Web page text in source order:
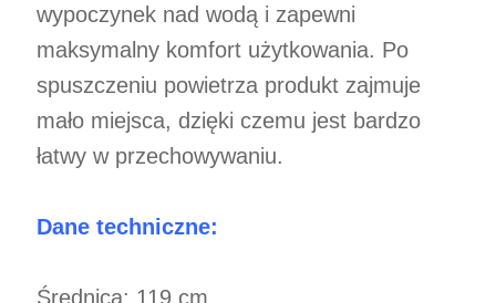
wypoczynek nad wodą i zapewni
maksymalny komfort użytkowania. Po
spuszczeniu powietrza produkt zajmuje
mało miejsca, dzięki czemu jest bardzo
łatwy w przechowywaniu.
Dane techniczne:
Średnica: 119 cm